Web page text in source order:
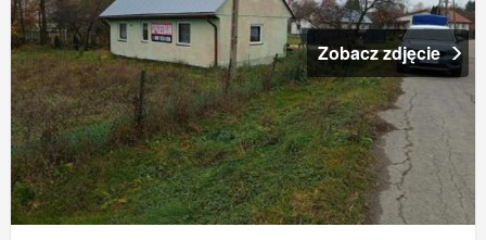
Zobacz zdjęcie